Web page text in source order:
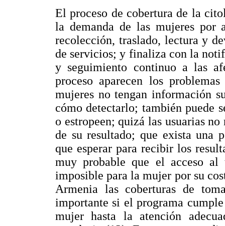
El proceso de cobertura de la
la demanda de las mujeres por
recolección, traslado, lectura y
de servicios; y finaliza con la
y seguimiento continuo a las
proceso aparecen los
mujeres no tengan información
cómo detectarlo; también puede
o estropeen; quizá las usuarias
de su resultado; que exista una
que esperar para recibir los
muy probable que el acceso al
imposible para la mujer por su
Armenia las coberturas de
importante si el programa
mujer hasta la atención